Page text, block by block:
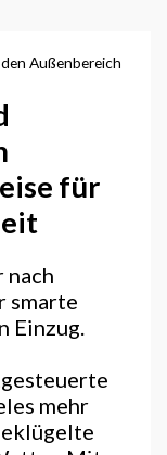
für
nach
smarte
Einzug.
mehr